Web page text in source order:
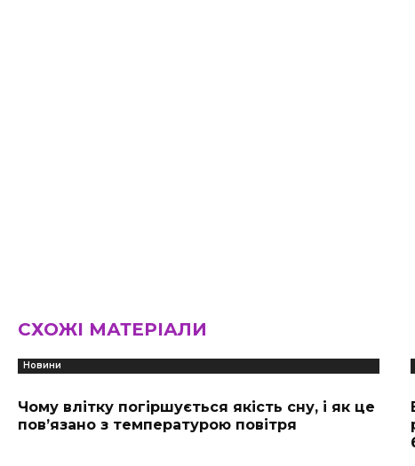
СХОЖІ МАТЕРІАЛИ
Новини
Чому влітку погіршується якість сну, і як це
пов’язано з температурою повітря